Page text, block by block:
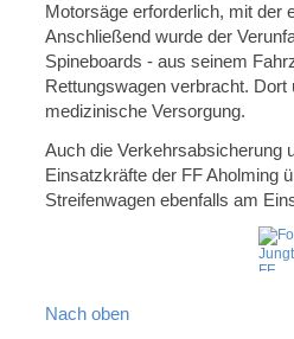
Motorsäge erforderlich, mit der
Anschließend wurde der
Spineboards - aus seinem
Rettungswagen verbracht.
medizinische Versorgung.
Auch die Verkehrsabsicherung
Einsatzkräfte der FF Aholming
Streifenwagen ebenfalls am
Nach oben